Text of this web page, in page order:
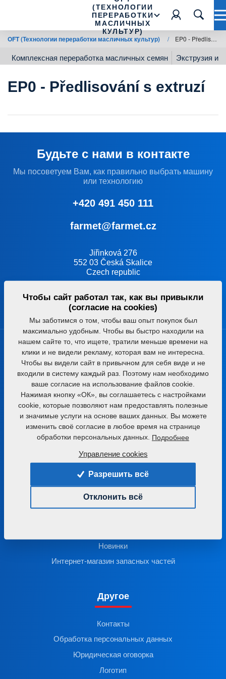
(ТЕХНОЛОГИИ
ПЕРЕРАБОТКИ
МАСЛИЧНЫХ
КУЛЬТУР)
OFT (Технологии переработки масличных культур) / EP0 - Předlisování s extruzí
Комплексная переработка масличных семян Экструзия и
EP0 - Předlisování s extruzí
Будьте с нами в контакте
Мы посоветуем Вам, как правильно выбрать машину
или технологию
+420 491 450 111
farmet@farmet.cz
Jiřinková 276
552 03 Česká Skalice
Czech republic
Продукция
Обработка почвы
Внесение удобрений
Высев
Комплексная переработка масличных семян
Экструзия и производство комбикормов
Переработка масел
Важные ссылки
Новинки
Интернет-магазин запасных частей
Другое
Контакты
Обработка персональных данных
Юридическая оговорка
Логотип
Чтобы сайт работал так, как вы привыкли
(согласие на cookies)
Мы заботимся о том, чтобы ваш опыт покупок был
максимально удобным. Чтобы вы быстро находили на
нашем сайте то, что ищете, тратили меньше времени на
клики и не видели рекламу, которая вам не интересна.
Чтобы вы видели сайт в привычном для себя виде и не
входили в систему каждый раз. Поэтому нам необходимо
ваше согласие на использование файлов cookie.
Нажимая кнопку «ОК», вы соглашаетесь с настройками
cookie, которые позволяют нам предоставлять полезные
и значимые услуги на основе ваших данных. Вы можете
изменить своё согласие в любое время на странице
обработки персональных данных. Подробнее
Управление cookies
Разрешить всё
Отклонить всё